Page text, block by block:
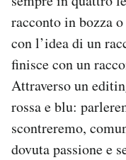
racconto in bozza
con l’idea di un
finisce con un
Attraverso un
rossa e blu:
scontreremo,
dovuta passione e